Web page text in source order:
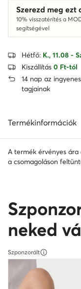
Szerezd meg ezt
10% visszatérítés a
segítségével
Hétfő: K., 11.08 -
Kiszállítás 0 Ft-tól
14 nap az
tagjainak
Termékinformációk
A termék érvényes
a csomagoláson
neked
Szponzorált